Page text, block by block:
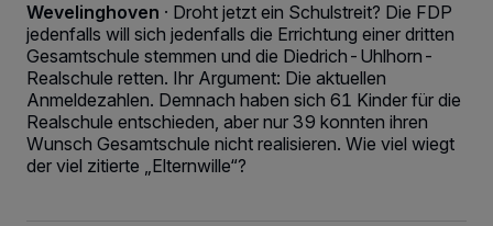
Wevelinghoven · Droht jetzt ein Schulstreit? Die FDP
jedenfalls will sich jedenfalls die Errichtung einer dritten
Gesamtschule stemmen und die Diedrich-Uhlhorn-
Realschule retten. Ihr Argument: Die aktuellen
Anmeldezahlen. Demnach haben sich 61 Kinder für die
Realschule entschieden, aber nur 39 konnten ihren
Wunsch Gesamtschule nicht realisieren. Wie viel wiegt
der viel zitierte „Elternwille“?